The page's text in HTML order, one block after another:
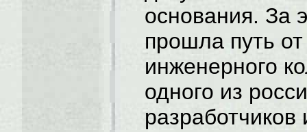
основания. За
прошла путь
инженерного
одного из